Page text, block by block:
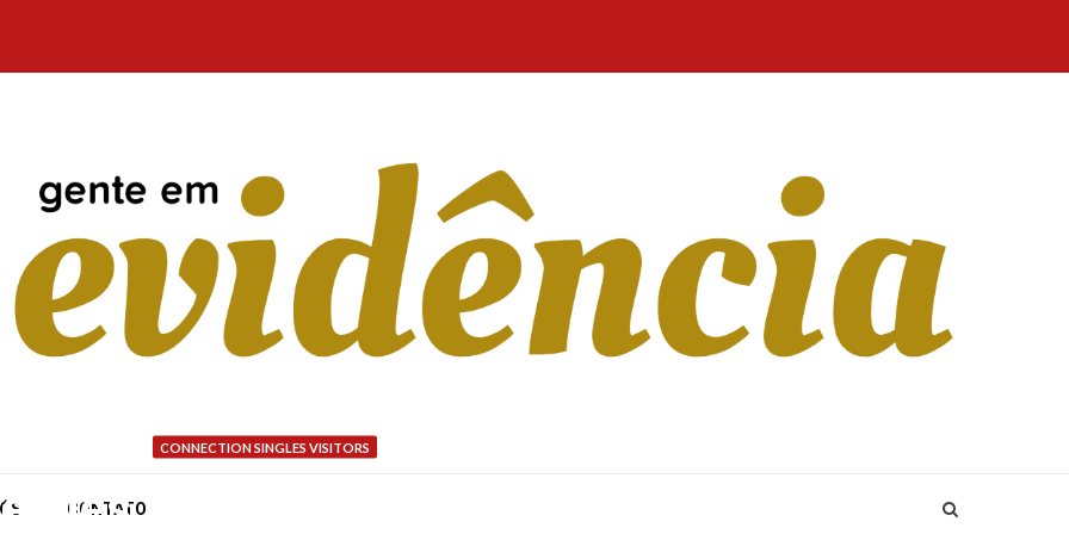
CONTATO
CONNECTION SINGLES VISITORS
dies gleichwohl so fein, so lange meine